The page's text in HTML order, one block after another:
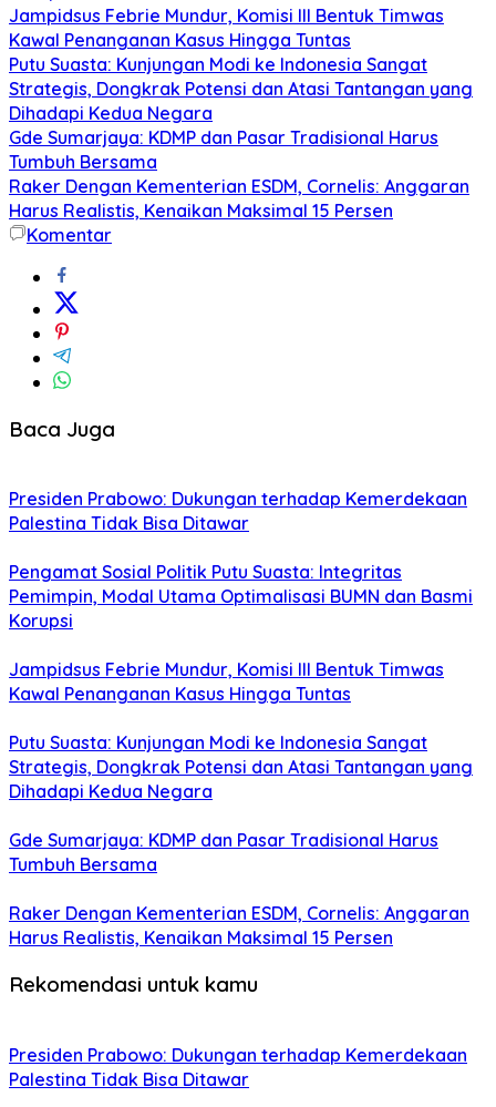
Jampidsus Febrie Mundur, Komisi III Bentuk Timwas
Kawal Penanganan Kasus Hingga Tuntas
Putu Suasta: Kunjungan Modi ke Indonesia Sangat
Strategis, Dongkrak Potensi dan Atasi Tantangan yang
Dihadapi Kedua Negara
Gde Sumarjaya: KDMP dan Pasar Tradisional Harus
Tumbuh Bersama
Raker Dengan Kementerian ESDM, Cornelis: Anggaran
Harus Realistis, Kenaikan Maksimal 15 Persen
Komentar
Baca Juga
Presiden Prabowo: Dukungan terhadap Kemerdekaan
Palestina Tidak Bisa Ditawar
Pengamat Sosial Politik Putu Suasta: Integritas
Pemimpin, Modal Utama Optimalisasi BUMN dan Basmi
Korupsi
Jampidsus Febrie Mundur, Komisi III Bentuk Timwas
Kawal Penanganan Kasus Hingga Tuntas
Putu Suasta: Kunjungan Modi ke Indonesia Sangat
Strategis, Dongkrak Potensi dan Atasi Tantangan yang
Dihadapi Kedua Negara
Gde Sumarjaya: KDMP dan Pasar Tradisional Harus
Tumbuh Bersama
Raker Dengan Kementerian ESDM, Cornelis: Anggaran
Harus Realistis, Kenaikan Maksimal 15 Persen
Rekomendasi untuk kamu
Presiden Prabowo: Dukungan terhadap Kemerdekaan
Palestina Tidak Bisa Ditawar